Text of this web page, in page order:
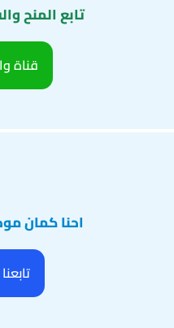
تابع المنح
قناة
احنا كمان